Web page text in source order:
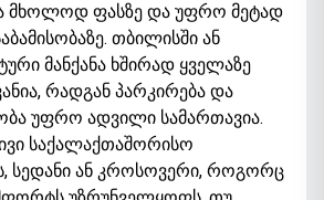
მხოლოდ ფასზე და უფრო მეტად
თბილისში ან
მანქანა ხშირად ყველაზე
რადგან პარკირება და
უფრო ადვილი სამართავია.
საქალაქთაშორისო
სედანი ან კროსოვერი, როგორც